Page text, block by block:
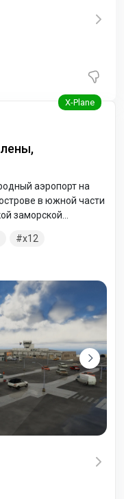
аэропорт на
в южной части
заморской
полосы
открылся в 2016
x12